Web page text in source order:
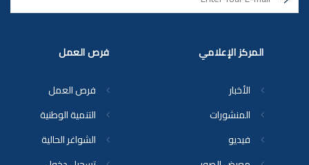
فرص العمل
فرص العمل
التنمية الوطنية
الشواغر الحالية
المركز الإعلامي
الأخبار
المنشورات
فيديو